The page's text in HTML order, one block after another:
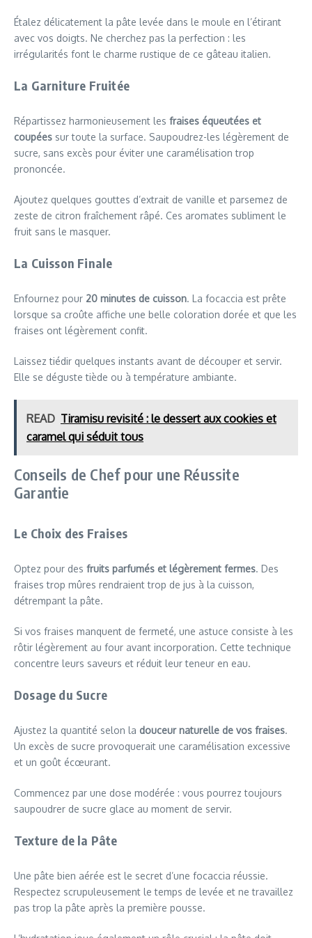
Étalez délicatement la pâte levée dans le moule en l’étirant
avec vos doigts. Ne cherchez pas la perfection : les
irrégularités font le charme rustique de ce gâteau italien.
La Garniture Fruitée
Répartissez harmonieusement les fraises équeutées et
coupées sur toute la surface. Saupoudrez-les légèrement de
sucre, sans excès pour éviter une caramélisation trop
prononcée.
Ajoutez quelques gouttes d’extrait de vanille et parsemez de
zeste de citron fraîchement râpé. Ces aromates subliment le
fruit sans le masquer.
La Cuisson Finale
Enfournez pour 20 minutes de cuisson. La focaccia est prête
lorsque sa croûte affiche une belle coloration dorée et que les
fraises ont légèrement confit.
Laissez tiédir quelques instants avant de découper et servir.
Elle se déguste tiède ou à température ambiante.
READ Tiramisu revisité : le dessert aux cookies et
caramel qui séduit tous
Conseils de Chef pour une Réussite
Garantie
Le Choix des Fraises
Optez pour des fruits parfumés et légèrement fermes. Des
fraises trop mûres rendraient trop de jus à la cuisson,
détrempant la pâte.
Si vos fraises manquent de fermeté, une astuce consiste à les
rôtir légèrement au four avant incorporation. Cette technique
concentre leurs saveurs et réduit leur teneur en eau.
Dosage du Sucre
Ajustez la quantité selon la douceur naturelle de vos fraises.
Un excès de sucre provoquerait une caramélisation excessive
et un goût écœurant.
Commencez par une dose modérée : vous pourrez toujours
saupoudrer de sucre glace au moment de servir.
Texture de la Pâte
Une pâte bien aérée est le secret d’une focaccia réussie.
Respectez scrupuleusement le temps de levée et ne travaillez
pas trop la pâte après la première pousse.